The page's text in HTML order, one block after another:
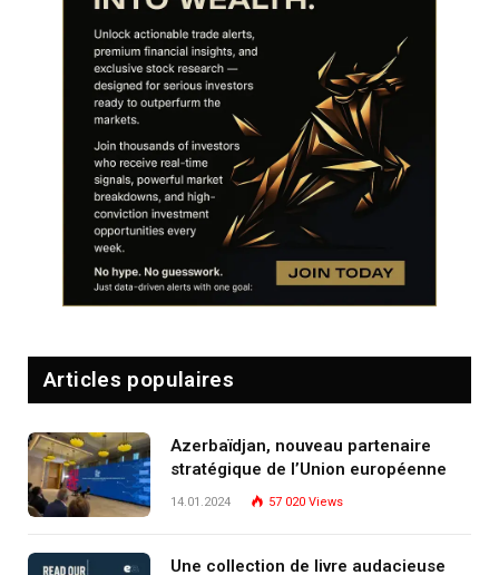
Articles populaires
Azerbaïdjan, nouveau partenaire
stratégique de l’Union européenne
14.01.2024 57 020 Views
Une collection de livre audacieuse